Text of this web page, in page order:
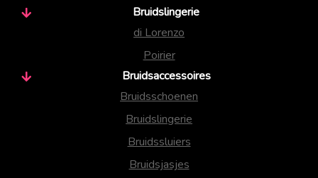
Bruidslingerie
di Lorenzo
Poirier
Bruidsaccessoires
Bruidsschoenen
Bruidslingerie
Bruidssluiers
Bruidsjasjes